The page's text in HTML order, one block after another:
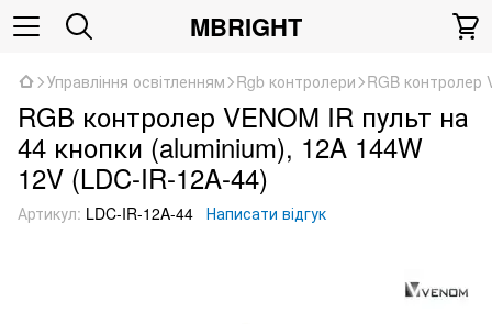
MBRIGHT
Управління освітленням Rgb контролери RGB контролер
RGB контролер VENOM IR пульт на
44 кнопки (aluminium), 12A 144W
12V (LDC-IR-12A-44)
Артикул: LDC-IR-12A-44 Написати відгук